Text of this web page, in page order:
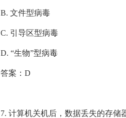
B. 文件型病毒
C. 引导区型病毒
D. “生物”型病毒
答案：D
7. 计算机关机后，数据丢失的存